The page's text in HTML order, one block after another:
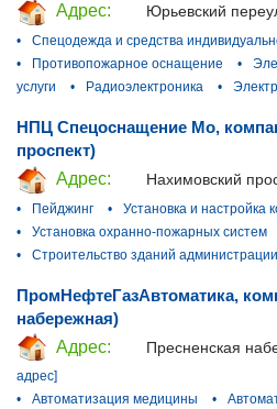
Адрес:
Юрьевский
•
Спецодежда и средства
•
Противопожарное оснащение •
услуги
• Радиоэлектроника •
НПЦ Спецоснащение Мо,
проспект)
Адрес:
Нахимовский
•
Пейджинг •
Установка и настройка
•
Установка охранно-пожарных систем
•
Строительство зданий администрации
ПромНефтеГазАвтоматика,
набережная)
Адрес:
Пресненская
адрес]
•
Автоматизация медицины •